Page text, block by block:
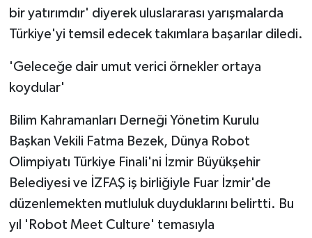
bir yatırımdır' diyerek uluslararası yarışmalarda
Türkiye'yi temsil edecek takımlara başarılar diledi.
'Geleceğe dair umut verici örnekler ortaya
koydular'
Bilim Kahramanları Derneği Yönetim Kurulu
Başkan Vekili Fatma Bezek, Dünya Robot
Olimpiyatı Türkiye Finali'ni İzmir Büyükşehir
Belediyesi ve İZFAŞ iş birliğiyle Fuar İzmir'de
düzenlemekten mutluluk duyduklarını belirtti. Bu
yıl 'Robot Meet Culture' temasıyla